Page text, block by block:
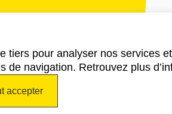
tiers pour analyser nos services
de navigation. Retrouvez plus
accepter